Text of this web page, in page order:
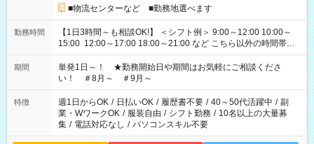
■物流センターなど ■勤務地選べます
勤務時間
【1日3時間～も相談OK!】 ＜シフト例＞ 9:00～12:00 10:00～
15:00 12:00～17:00 18:00～21:00 など こちら以外の時間帯も
お気軽にご相談ください！
期間
単発1日～！ ★勤務開始日や期間はお気軽にご相談くださ
い！ ＃8月～ ＃9月～
特徴 週1日からOK / 日払いOK / 履歴書不要 / 40～50代活躍中 / 副
業・WワークOK / 服装自由 / シフト勤務 / 10名以上の大量募
集 / 電話対応なし / パソコンスキル不要